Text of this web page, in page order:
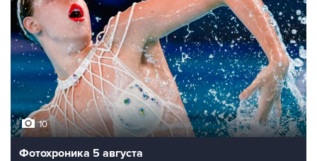
10
Фотохроника 5 августа